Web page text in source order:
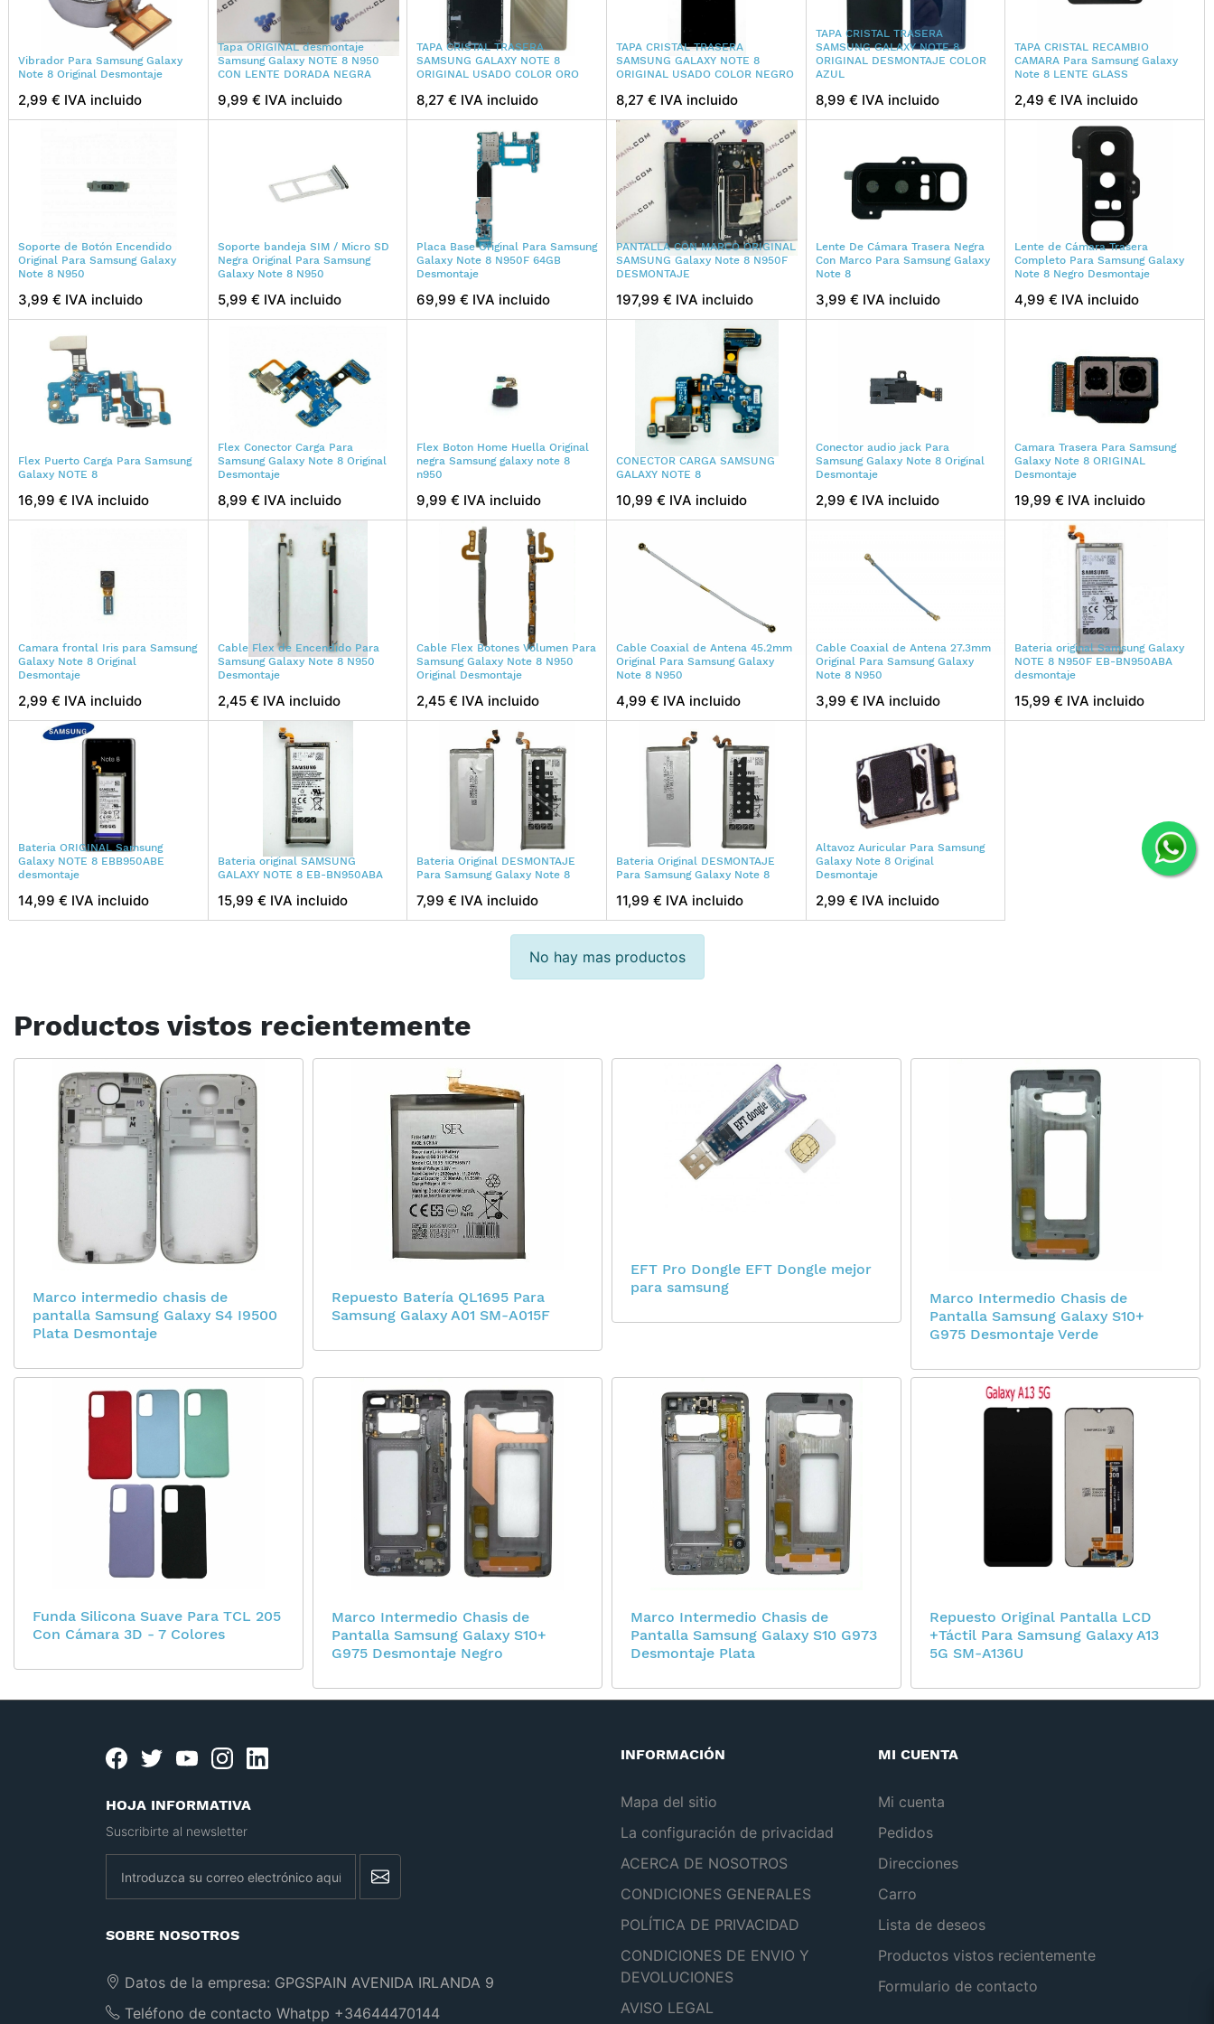
Vibrador Para Samsung Galaxy
Note 8 Original Desmontaje
2,99 € IVA incluido
Tapa ORIGINAL desmontaje
Samsung Galaxy NOTE 8 N950
CON LENTE DORADA NEGRA
9,99 € IVA incluido
TAPA CRISTAL TRASERA
SAMSUNG GALAXY NOTE 8
ORIGINAL USADO COLOR ORO
8,27 € IVA incluido
TAPA CRISTAL TRASERA
SAMSUNG GALAXY NOTE 8
ORIGINAL USADO COLOR NEGRO
8,27 € IVA incluido
TAPA CRISTAL TRASERA
SAMSUNG GALAXY NOTE 8
ORIGINAL DESMONTAJE COLOR
AZUL
8,99 € IVA incluido
TAPA CRISTAL RECAMBIO
CAMARA Para Samsung Galaxy
Note 8 LENTE GLASS
2,49 € IVA incluido
Soporte de Botón Encendido
Original Para Samsung Galaxy
Note 8 N950
3,99 € IVA incluido
Soporte bandeja SIM / Micro SD
Negra Original Para Samsung
Galaxy Note 8 N950
5,99 € IVA incluido
Placa Base Original Para Samsung
Galaxy Note 8 N950F 64GB
Desmontaje
69,99 € IVA incluido
PANTALLA CON MARCO ORIGINAL
SAMSUNG Galaxy Note 8 N950F
DESMONTAJE
197,99 € IVA incluido
Lente De Cámara Trasera Negra
Con Marco Para Samsung Galaxy
Note 8
3,99 € IVA incluido
Lente de Cámara Trasera
Completo Para Samsung Galaxy
Note 8 Negro Desmontaje
4,99 € IVA incluido
Flex Puerto Carga Para Samsung
Galaxy NOTE 8
16,99 € IVA incluido
Flex Conector Carga Para
Samsung Galaxy Note 8 Original
Desmontaje
8,99 € IVA incluido
Flex Boton Home Huella Original
negra Samsung galaxy note 8
n950
9,99 € IVA incluido
CONECTOR CARGA SAMSUNG
GALAXY NOTE 8
10,99 € IVA incluido
Conector audio jack Para
Samsung Galaxy Note 8 Original
Desmontaje
2,99 € IVA incluido
Camara Trasera Para Samsung
Galaxy Note 8 ORIGINAL
Desmontaje
19,99 € IVA incluido
Camara frontal Iris para Samsung
Galaxy Note 8 Original
Desmontaje
2,99 € IVA incluido
Cable Flex de Encendido Para
Samsung Galaxy Note 8 N950
Desmontaje
2,45 € IVA incluido
Cable Flex Botones Volumen Para
Samsung Galaxy Note 8 N950
Original Desmontaje
2,45 € IVA incluido
Cable Coaxial de Antena 45.2mm
Original Para Samsung Galaxy
Note 8 N950
4,99 € IVA incluido
Cable Coaxial de Antena 27.3mm
Original Para Samsung Galaxy
Note 8 N950
3,99 € IVA incluido
Bateria original Samsung Galaxy
NOTE 8 N950F EB-BN950ABA
desmontaje
15,99 € IVA incluido
Bateria ORIGINAL Samsung
Galaxy NOTE 8 EBB950ABE
desmontaje
14,99 € IVA incluido
Bateria original SAMSUNG
GALAXY NOTE 8 EB-BN950ABA
15,99 € IVA incluido
Bateria Original DESMONTAJE
Para Samsung Galaxy Note 8
7,99 € IVA incluido
Bateria Original DESMONTAJE
Para Samsung Galaxy Note 8
11,99 € IVA incluido
Altavoz Auricular Para Samsung
Galaxy Note 8 Original
Desmontaje
2,99 € IVA incluido
No hay mas productos
Productos vistos recientemente
Marco intermedio chasis de
pantalla Samsung Galaxy S4 I9500
Plata Desmontaje
Repuesto Batería QL1695 Para
Samsung Galaxy A01 SM-A015F
EFT Pro Dongle EFT Dongle mejor
para samsung
Marco Intermedio Chasis de
Pantalla Samsung Galaxy S10+
G975 Desmontaje Verde
Funda Silicona Suave Para TCL 205
Con Cámara 3D - 7 Colores
Marco Intermedio Chasis de
Pantalla Samsung Galaxy S10+
G975 Desmontaje Negro
Marco Intermedio Chasis de
Pantalla Samsung Galaxy S10 G973
Desmontaje Plata
Repuesto Original Pantalla LCD
+Táctil Para Samsung Galaxy A13
5G SM-A136U
Facebook
twitteryoutubeinstagram
HOJA INFORMATIVA
Suscribirte al newsletter
SOBRE NOSOTROS
Datos de la empresa: GPGSPAIN AVENIDA IRLANDA 9
Teléfono de contacto Whatpp +34644470144
INFORMACIÓN
Mapa del sitio
La configuración de privacidad
ACERCA DE NOSOTROS
CONDICIONES GENERALES
POLÍTICA DE PRIVACIDAD
CONDICIONES DE ENVIO Y
DEVOLUCIONES
AVISO LEGAL
MI CUENTA
Mi cuenta
Pedidos
Direcciones
Carro
Lista de deseos
Productos vistos recientemente
Formulario de contacto